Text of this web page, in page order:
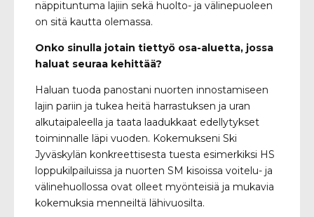
näppituntuma lajiin sekä huolto- ja välinepuoleen
on sitä kautta olemassa.
Onko sinulla jotain tiettyö osa-aluetta, jossa
haluat seuraa kehittää?
Haluan tuoda panostani nuorten innostamiseen
lajin pariin ja tukea heitä harrastuksen ja uran
alkutaipaleella ja taata laadukkaat edellytykset
toiminnalle läpi vuoden. Kokemukseni Ski
Jyväskylän konkreettisesta tuesta esimerkiksi HS
loppukilpailuissa ja nuorten SM kisoissa voitelu- ja
välinehuollossa ovat olleet myönteisiä ja mukavia
kokemuksia menneiltä lähivuosilta.